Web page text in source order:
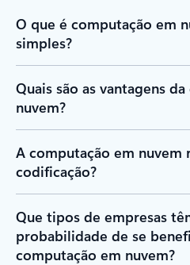
O que é computação em
simples?
Quais são as vantagens
nuvem?
A computação em nuvem
codificação?
Que tipos de empresas
probabilidade de se
computação em nuvem?